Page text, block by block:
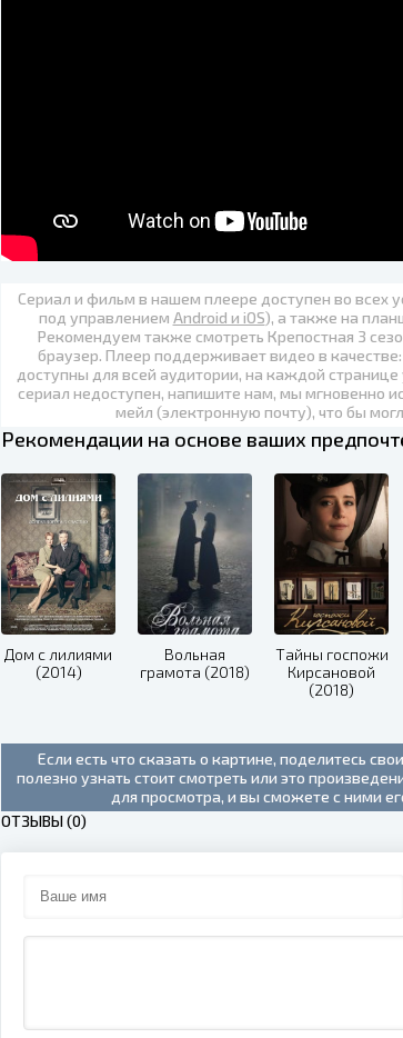
Сериал и фильм в нашем плеере доступен во всех
под управлением Android и iOS), а также на
Рекомендуем также смотреть Крепостная 3
браузер. Плеер поддерживает видео в качестве:
доступны для всей аудитории, на каждой
сериал недоступен, напишите нам, мы мгновенно
мейл (электронную почту), что бы
Рекомендации на основе ваших
Дом с лилиями
(2014)
Вольная
грамота (2018)
Тайны госпожи
Кирсановой
(2018)
Если есть что сказать о картине, поделитесь
полезно узнать стоит смотреть или это
для просмотра, и вы сможете с ними
ОТЗЫВЫ (0)